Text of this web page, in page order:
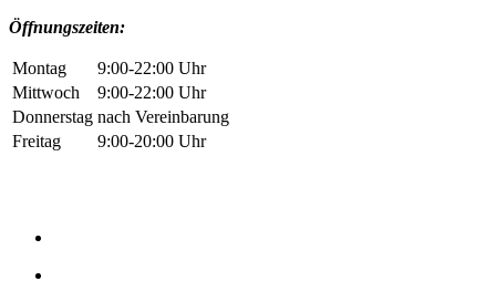
Öffnungszeiten:
Montag
9:00-22:00 Uhr
Mittwoch
9:00-22:00 Uhr
Donnerstag nach Vereinbarung
Freitag
9:00-20:00 Uhr